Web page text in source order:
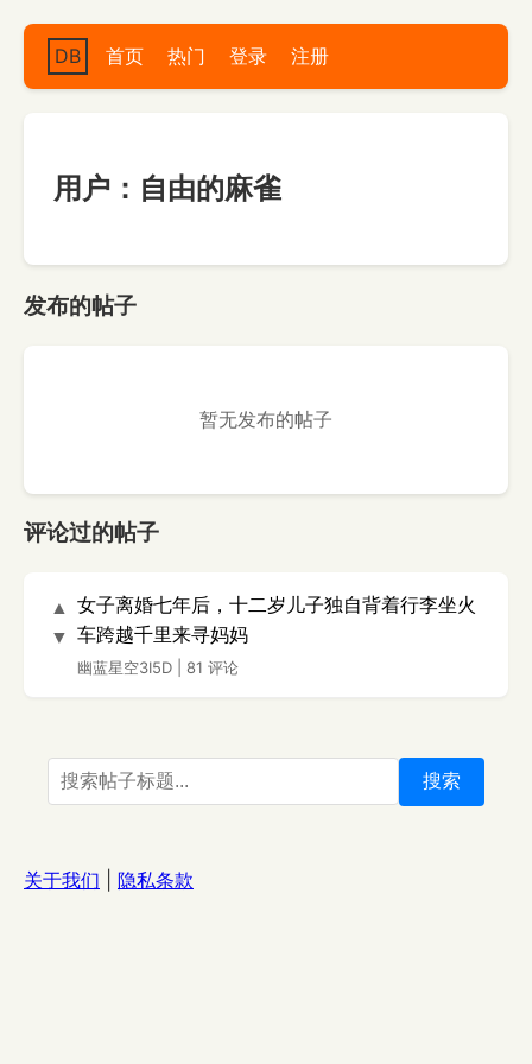
DB 首页 热门 登录 注册
用户：自由的麻雀
发布的帖子
暂无发布的帖子
评论过的帖子
▲
▼
女子离婚七年后，十二岁儿子独自背着行李坐火
车跨越千里来寻妈妈
幽蓝星空3I5D 81 评论
搜索
关于我们 隐私条款